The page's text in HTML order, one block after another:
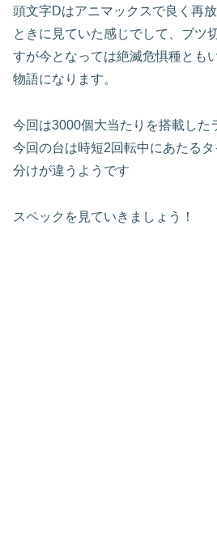
頭文字Dはアニマックスで良く再
ときに見ていた感じでして、ブツ
すが今となっては絶滅危惧種とも
物語になります。
今回は3000個大当たりを搭載した
今回の台は時短2回転中にあたる
分けが違うようです
スペックを見ていきましょう！